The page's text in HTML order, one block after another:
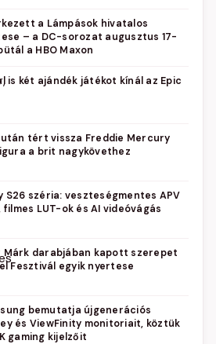
a Lámpások hivatalos
– a DC-sorozat augusztus 17-
a HBO Maxon
is két ajándék játékot kínál az Epic
tért vissza Freddie Mercury
a brit nagykövethez
S26 széria: veszteségmentes APV
filmes LUT-ok és AI videóvágás
Márk darabjában kapott szerepet
Fesztivál egyik nyertese
bemutatja újgenerációs
és ViewFinity monitoriait, köztük
gaming kijelzőit